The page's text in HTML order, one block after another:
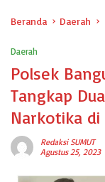
Beranda Daerah
Daerah
Polsek
Tangkap
Narkotika
Redaksi SUMUT
Agustus 25, 2023